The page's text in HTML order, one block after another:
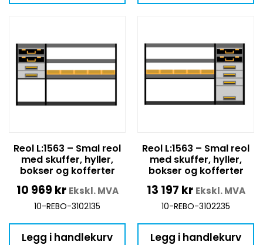
Reol L:1563 – Smal reol
med skuffer, hyller,
bokser og kofferter
10 969 kr Ekskl. MVA
10-REBO-3102135
Legg i handlekurv
Reol L:1563 – Smal reol
med skuffer, hyller,
bokser og kofferter
13 197 kr Ekskl. MVA
10-REBO-3102235
Legg i handlekurv